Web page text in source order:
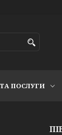
ПОСЛУГИ